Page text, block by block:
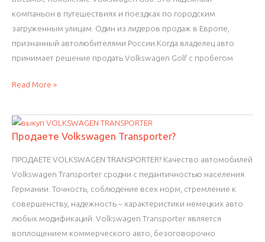
компаньон в путешествиях и поездках по городским
загруженным улицам. Один из лидеров продаж в Европе,
признанный автолюбителями России.Когда владелец авто
принимает решение продать Volkswagen Golf с пробегом
Продать
Golf
выгодно
Read More »
Продаете Volkswagen Transporter?
ПРОДАЕТЕ VOLKSWAGEN TRANSPORTER? Качество автомобилей
Volkswagen Transporter сродни с педантичностью населения
Германии. Точность, соблюдение всех норм, стремление к
совершенству, надежность – характеристики немецких авто
любых модификаций. Volkswagen Transporter является
воплощением коммерческого авто, безоговорочно